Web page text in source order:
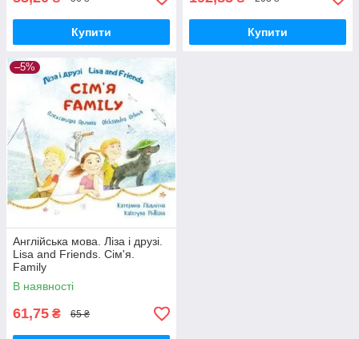
Купити Купити
–5%
Англійська мова. Ліза і друзі.
Lisa and Friends. Сім'я.
Family
В наявності
61,75 ₴ 65 ₴